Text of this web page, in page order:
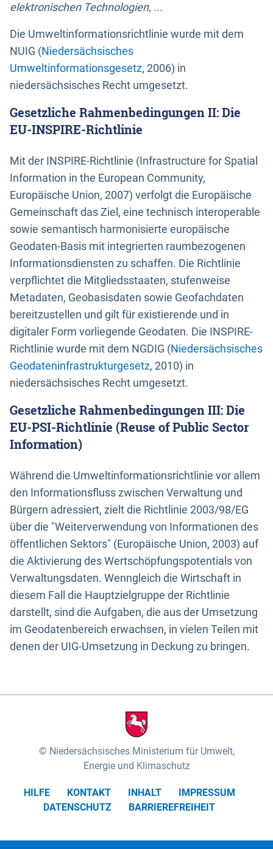
elektronischen Technologien, ...
Die Umweltinformationsrichtlinie wurde mit dem
NUIG (Niedersächsisches
Umweltinformationsgesetz, 2006) in
niedersächsisches Recht umgesetzt.
Gesetzliche Rahmenbedingungen II: Die
EU-INSPIRE-Richtlinie
Mit der INSPIRE-Richtlinie (Infrastructure for Spatial
Information in the European Community,
Europäische Union, 2007) verfolgt die Europäische
Gemeinschaft das Ziel, eine technisch interoperable
sowie semantisch harmonisierte europäische
Geodaten-Basis mit integrierten raumbezogenen
Informationsdiensten zu schaffen. Die Richtlinie
verpflichtet die Mitgliedsstaaten, stufenweise
Metadaten, Geobasisdaten sowie Geofachdaten
bereitzustellen und gilt für existierende und in
digitaler Form vorliegende Geodaten. Die INSPIRE-
Richtlinie wurde mit dem NGDIG (Niedersächsisches
Geodateninfrastrukturgesetz, 2010) in
niedersächsisches Recht umgesetzt.
Gesetzliche Rahmenbedingungen III: Die
EU-PSI-Richtlinie (Reuse of Public Sector
Information)
Während die Umweltinformationsrichtlinie vor allem
den Informationsfluss zwischen Verwaltung und
Bürgern adressiert, zielt die Richtlinie 2003/98/EG
über die "Weiterverwendung von Informationen des
öffentlichen Sektors" (Europäische Union, 2003) auf
die Aktivierung des Wertschöpfungspotentials von
Verwaltungsdaten. Wenngleich die Wirtschaft in
diesem Fall die Hauptzielgruppe der Richtlinie
darstellt, sind die Aufgaben, die aus der Umsetzung
im Geodatenbereich erwachsen, in vielen Teilen mit
denen der UIG-Umsetzung in Deckung zu bringen.
Niedersächsisches Ministerium für Umwelt,
Energie und Klimaschutz
HILFE KONTAKT INHALT
IMPRESSUM
DATENSCHUTZ
BARRIEREFREIHEIT